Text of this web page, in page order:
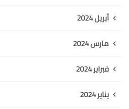
أبريل 2024
مارس 2024
فبراير 2024
يناير 2024